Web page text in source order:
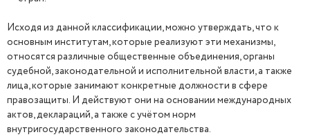
Исходя из данной классификации, можно утверждать, что к
основным институтам, которые реализуют эти механизмы,
относятся различные общественные объединения, органы
судебной, законодательной и исполнительной власти, а также
лица, которые занимают конкретные должности в сфере
правозащиты. И действуют они на основании международных
актов, деклараций, а также с учётом норм
внутригосударственного законодательства.